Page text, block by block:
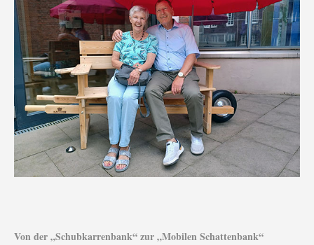
Von der „Schubkarrenbank“ zur „Mobilen Schattenbank“